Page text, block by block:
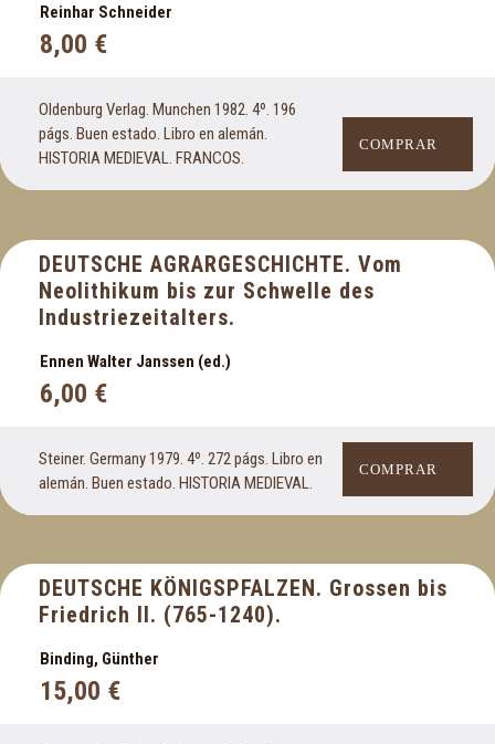
Gastronomía
Genealogía y heráldica
Geología
Guerra Civil. Segunda República
Historia
Historia antigua
Historia de América
Historia de Extremo Oriente
Historia de Próximo Oriente
I
Islam
Islas Baleares
J
Judaísmo
Reinhar Schneider
8,00 €
Oldenburg Verlag. Munchen 1982. 4º. 196
págs. Buen estado. Libro en alemán.
HISTORIA MEDIEVAL. FRANCOS.
COMPRAR
DEUTSCHE AGRARGESCHICHTE. Vom
Neolithikum bis zur Schwelle des
Industriezeitalters.
Ennen Walter Janssen (ed.)
6,00 €
Steiner. Germany 1979. 4º. 272 págs. Libro en
alemán. Buen estado. HISTORIA MEDIEVAL.
COMPRAR
DEUTSCHE KÖNIGSPFALZEN. Grossen bis
Friedrich II. (765-1240).
Binding, Günther
15,00 €